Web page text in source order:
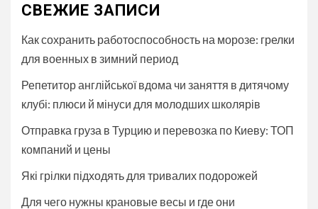
СВЕЖИЕ ЗАПИСИ
Как сохранить работоспособность на морозе: грелки
для военных в зимний период
Репетитор англійської вдома чи заняття в дитячому
клубі: плюси й мінуси для молодших школярів
Отправка груза в Турцию и перевозка по Киеву: ТОП
компаний и цены
Які грілки підходять для тривалих подорожей
Для чего нужны крановые весы и где они